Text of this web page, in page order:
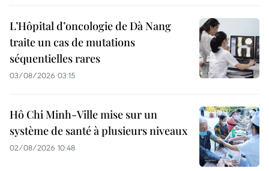
L’Hôpital d’oncologie de Dà Nang
traite un cas de mutations
séquentielles rares
03/08/2026 03:15
Hô Chi Minh-Ville mise sur un
système de santé à plusieurs niveaux
02/08/2026 10:48